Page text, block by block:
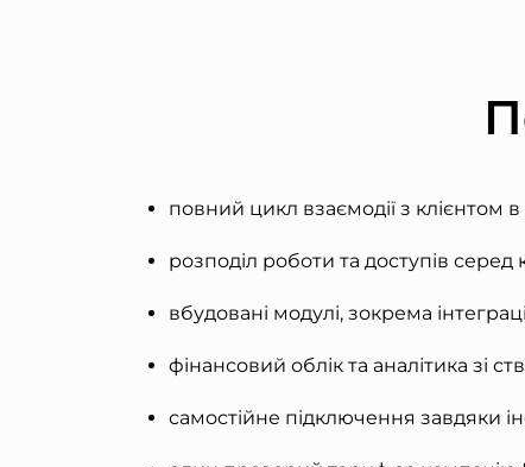
повний цикл взаємодії з клієнтом в
розподіл роботи та доступів
вбудовані модулі, зокрема
фінансовий облік та аналітика зі
самостійне підключення завдяки